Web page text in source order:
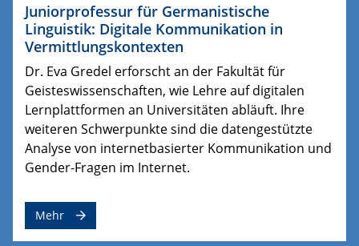
Juniorprofessur für Germanistische
Linguistik: Digitale Kommunikation in
Vermittlungskontexten
Dr. Eva Gredel erforscht an der Fakultät für
Geisteswissenschaften, wie Lehre auf digitalen
Lernplattformen an Universitäten abläuft. Ihre
weiteren Schwerpunkte sind die datengestützte
Analyse von internetbasierter Kommunikation und
Gender-Fragen im Internet.
Mehr